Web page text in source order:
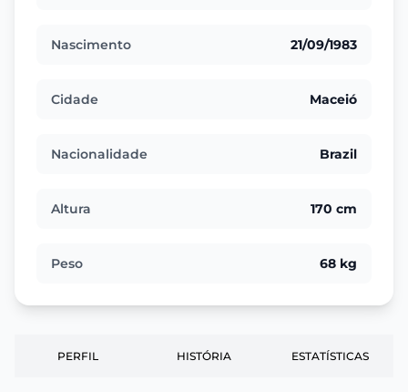
Nascimento 21/09/1983
Cidade Maceió
Nacionalidade Brazil
Altura 170 cm
Peso 68 kg
PERFIL HISTÓRIA ESTATÍSTICAS